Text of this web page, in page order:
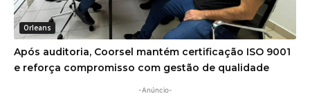
Orleans
Após auditoria, Coorsel mantém certificação ISO 9001
e reforça compromisso com gestão de qualidade
-Anúncio-